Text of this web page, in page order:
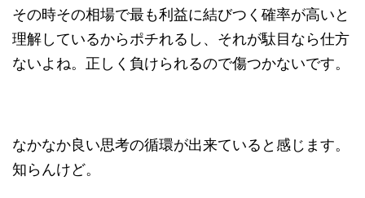
その時その相場で最も利益に結びつく確率が高いと
理解しているからポチれるし、それが駄目なら仕方
ないよね。正しく負けられるので傷つかないです。
なかなか良い思考の循環が出来ていると感じます。
知らんけど。